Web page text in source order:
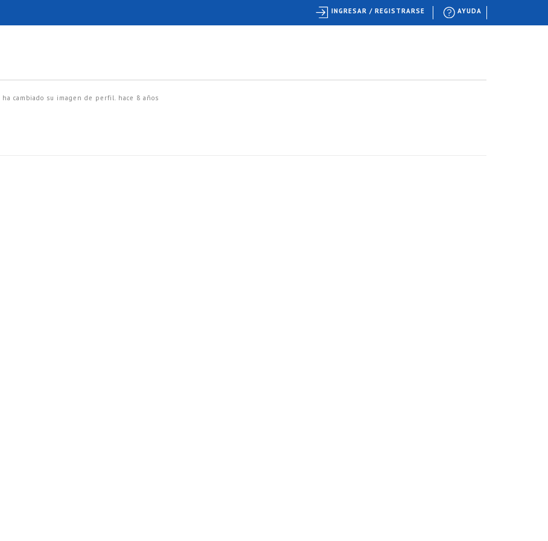
ha cambiado su imagen de perfil. hace 8 años
AYUDA
INGRESAR / REGISTRARSE